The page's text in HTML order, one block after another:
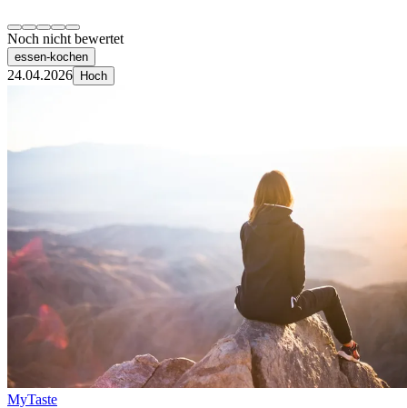
Noch nicht bewertet
essen-kochen
24.04.2026 Hoch
MyTaste